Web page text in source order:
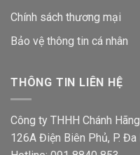
Chính sách thương mại
Bảo vệ thông tin cá nhân
THÔNG TIN LIÊN HỆ
Công ty THHH Chánh Hãng
126A Điện Biên Phủ, P. Đa